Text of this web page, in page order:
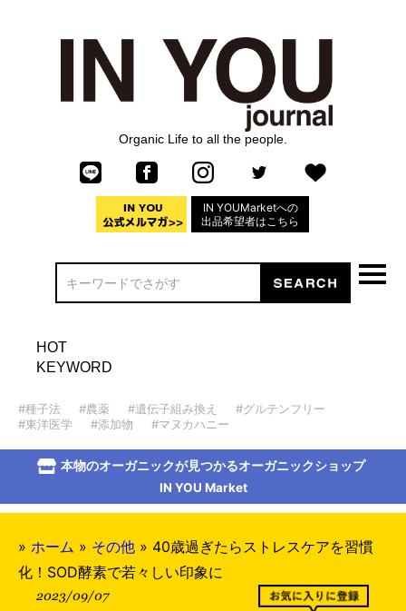
Organic Life to all the people.
IN YOUMarketへの
出品希望者はこちら
HOT
KEYWORD
#種子法 #農薬 #遺伝子組み換え
#グルテンフリー
#東洋医学
#添加物 #マヌカハニー
本物のオーガニックが見つかるオーガニックショップ
IN YOU Market
» ホーム » その他 » 40歳過ぎたらストレスケアを習慣
化！SOD酵素で若々しい印象に
2023/09/07